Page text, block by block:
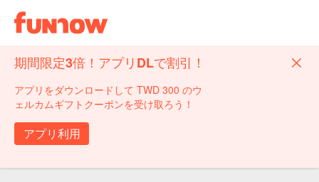
期間限定3倍！アプリDLで割引！
アプリをダウンロードして TWD 300 のウ
ェルカムギフトクーポンを受け取ろう！
アプリ利用